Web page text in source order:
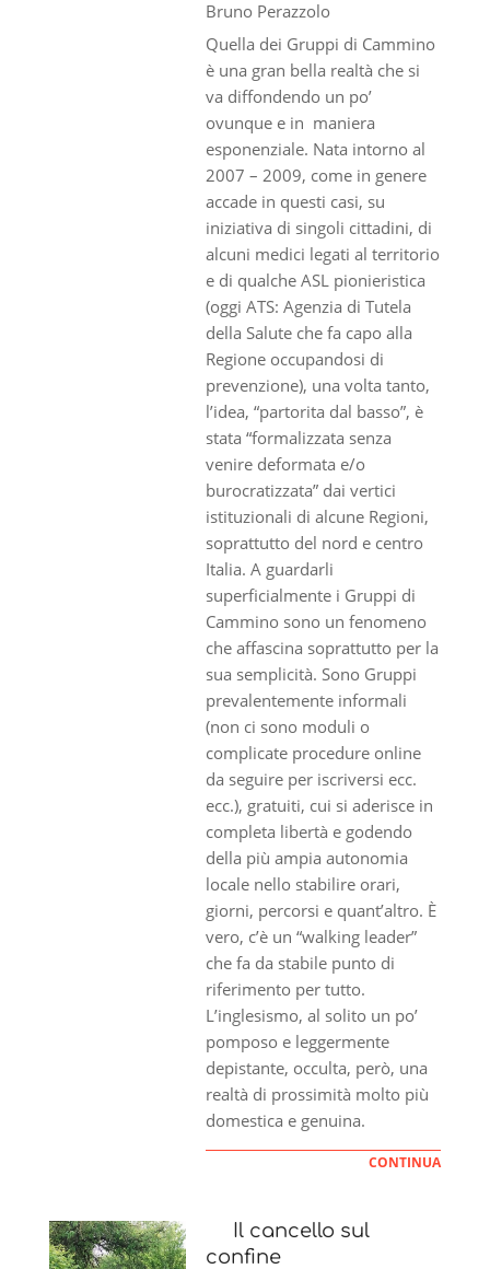
Bruno Perazzolo
Quella dei Gruppi di Cammino
è una gran bella realtà che si
va diffondendo un po’
ovunque e in maniera
esponenziale. Nata intorno al
2007 – 2009, come in genere
accade in questi casi, su
iniziativa di singoli cittadini, di
alcuni medici legati al territorio
e di qualche ASL pionieristica
(oggi ATS: Agenzia di Tutela
della Salute che fa capo alla
Regione occupandosi di
prevenzione), una volta tanto,
l’idea, “partorita dal basso”, è
stata “formalizzata senza
venire deformata e/o
burocratizzata” dai vertici
istituzionali di alcune Regioni,
soprattutto del nord e centro
Italia. A guardarli
superficialmente i Gruppi di
Cammino sono un fenomeno
che affascina soprattutto per la
sua semplicità. Sono Gruppi
prevalentemente informali
(non ci sono moduli o
complicate procedure online
da seguire per iscriversi ecc.
ecc.), gratuiti, cui si aderisce in
completa libertà e godendo
della più ampia autonomia
locale nello stabilire orari,
giorni, percorsi e quant’altro. È
vero, c’è un “walking leader”
che fa da stabile punto di
riferimento per tutto.
L’inglesismo, al solito un po’
pomposo e leggermente
depistante, occulta, però, una
realtà di prossimità molto più
domestica e genuina.
CONTINUA
Il cancello sul
confine